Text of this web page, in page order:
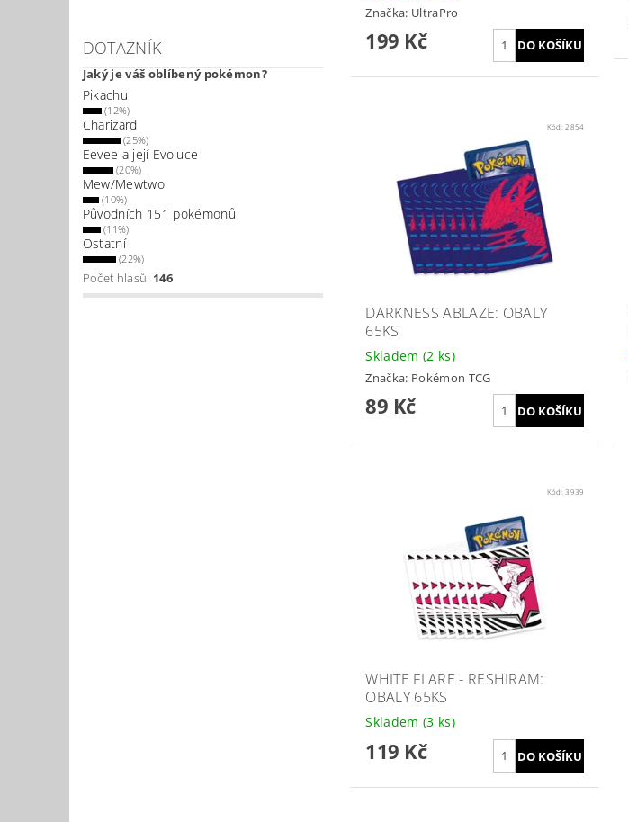
DOTAZNÍK
Jaký je váš oblíbený pokémon?
Pikachu
(12%)
Charizard
(25%)
Eevee a její Evoluce
(20%)
Mew/Mewtwo
(10%)
Původních 151 pokémonů
(11%)
Ostatní
(22%)
Počet hlasů: 146
Značka: UltraPro
199 Kč
Kód:2854
DARKNESS ABLAZE: OBALY
65KS
Skladem (2 ks)
Značka: Pokémon TCG
89 Kč
Kód:3939
WHITE FLARE - RESHIRAM:
OBALY 65KS
Skladem (3 ks)
119 Kč